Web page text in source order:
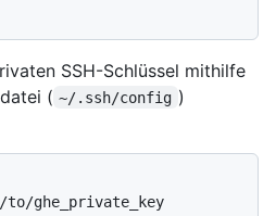
SSH-Schlüssel mithilfe
( ~/.ssh/config )